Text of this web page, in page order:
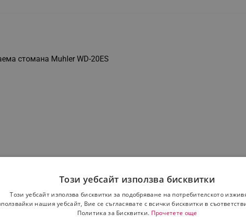
стомана Muhler WD-20ES
Този уебсайт използва бисквитки
Този уебсайт използва бисквитки за подобряване на потребителското
нашия уебсайт, Вие се съгласявате с всички бисквитки в
Политика за Бисквитки. Прочетете още